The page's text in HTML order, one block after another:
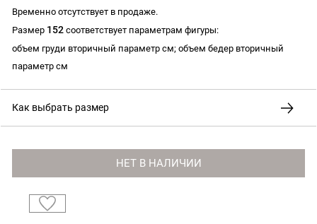
Временно отсутствует в продаже.
Размер 152 соответствует параметрам фигуры:
объем груди вторичный параметр см; объем бедер вторичный
параметр см
Как выбрать размер
НЕТ В НАЛИЧИИ